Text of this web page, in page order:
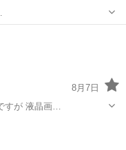
8月7日
いですが 液晶画…